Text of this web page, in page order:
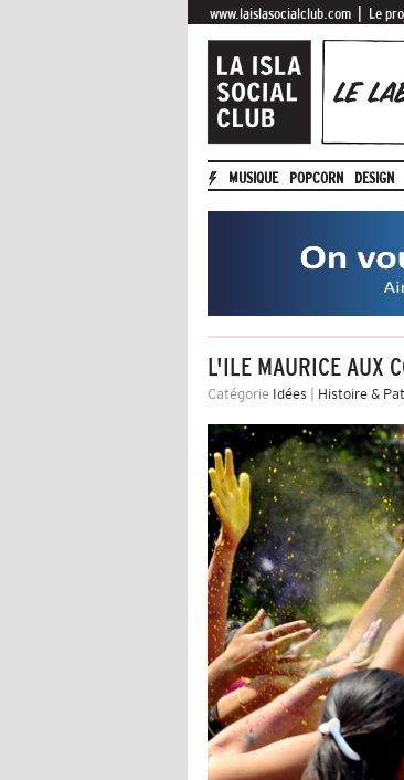
www.laislasocialclub.com Le
MUSIQUE POPCORN DESIGN
L'ILE MAURICE AUX
Catégorie Idées Histoire &